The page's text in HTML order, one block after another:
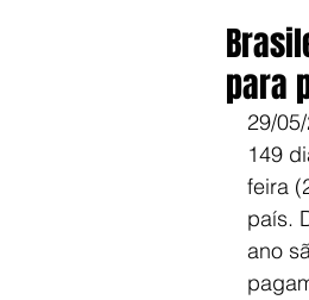
para
29/
149
feira
país.
ano